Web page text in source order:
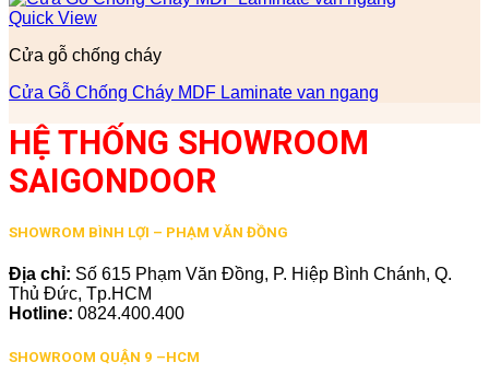
Quick View
Cửa gỗ chống cháy
Cửa Gỗ Chống Cháy MDF Laminate van ngang
HỆ THỐNG SHOWROOM
SAIGONDOOR
SHOWROM BÌNH LỢI – PHẠM VĂN ĐỒNG
Địa chỉ: Số 615 Phạm Văn Đồng, P. Hiệp Bình Chánh, Q.
Thủ Đức, Tp.HCM
Hotline: 0824.400.400
SHOWROOM QUẬN 9 –HCM